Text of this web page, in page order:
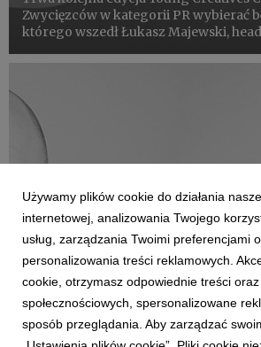
Zwycięzców w kategorii PR wybierać
którego wszedł Łukasz Majewski,
Media, autorów najlepszych pomysłów
LUDZIE
Aleksander Frydrych i Paweł
ekspertów Akademii Young
Używamy plików cookie do działania
internetowej, analizowania Twojego
usług, zarządzania Twoimi preferencjami
personalizowania treści reklamowych.
cookie, otrzymasz odpowiednie treści
społecznościowych, spersonalizowane
sposób przeglądania. Aby zarządzać